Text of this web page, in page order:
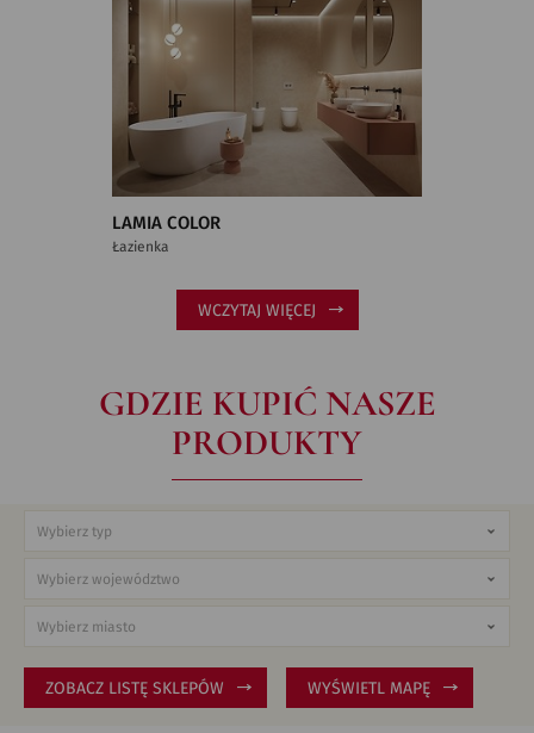
LAMIA COLOR
Łazienka
WCZYTAJ WIĘCEJ
GDZIE KUPIĆ NASZE
PRODUKTY
ZOBACZ LISTĘ SKLEPÓW WYŚWIETL MAPĘ